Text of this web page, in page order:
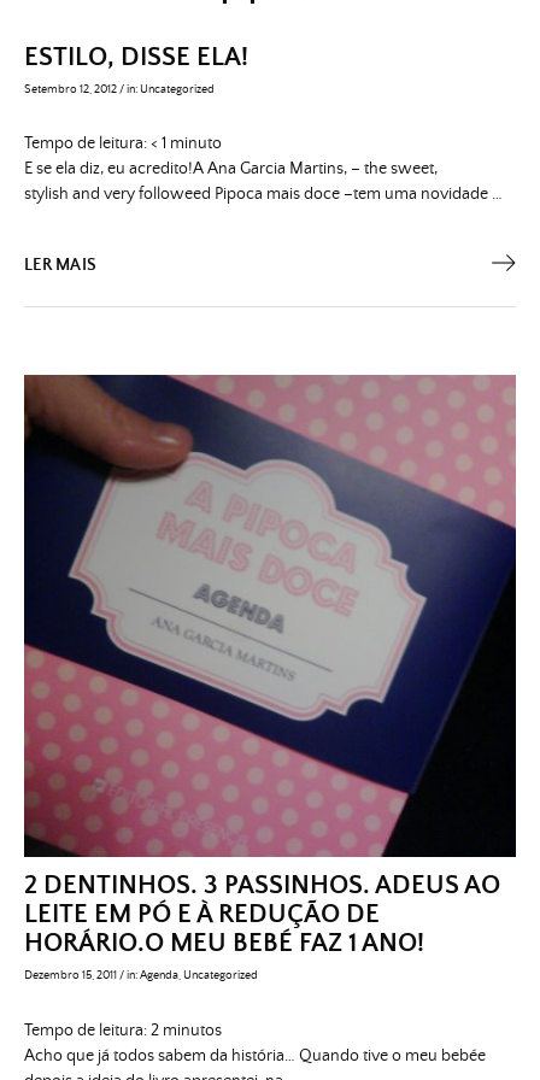
ESTILO, DISSE ELA!
Setembro 12, 2012/in: Uncategorized
Tempo de leitura:< 1 minuto
E se ela diz, eu acredito!A Ana Garcia Martins, – the sweet,
stylish and very followeed Pipoca mais doce –tem uma novidade …
LER MAIS
2 DENTINHOS. 3 PASSINHOS. ADEUS AO
LEITE EM PÓ E À REDUÇÃO DE
HORÁRIO.O MEU BEBÉ FAZ 1 ANO!
Dezembro 15, 2011/in:Agenda Uncategorized
Tempo de leitura:2 minutos
Acho que já todos sabem da história… Quando tive o meu bebée